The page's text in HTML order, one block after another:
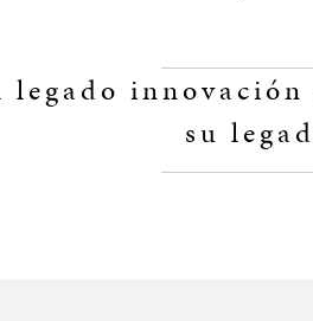
legado
su